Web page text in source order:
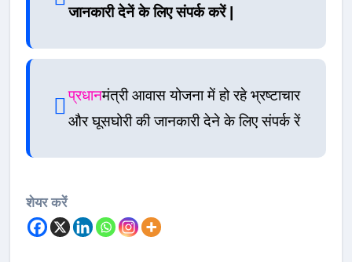
जानकारी देनें के लिए संपर्क करें |
प्रधानमंत्री आवास योजना में हो रहे भ्रष्टाचार
और घूसघोरी की जानकारी देने के लिए संपर्क रें
शेयर करें